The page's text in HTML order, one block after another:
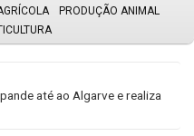
PRODUÇÃO ANIMAL
até ao Algarve e realiza